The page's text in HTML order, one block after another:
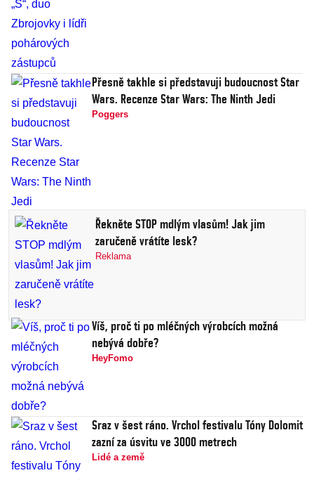
Přesně takhle si představuji budoucnost Star
Wars. Recenze Star Wars: The Ninth Jedi
Poggers
Řekněte STOP mdlým vlasům! Jak jim
zaručeně vrátíte lesk?
Reklama
Víš, proč ti po mléčných výrobcích možná
nebývá dobře?
HeyFomo
Sraz v šest ráno. Vrchol festivalu Tóny Dolomit
zazní za úsvitu ve 3000 metrech
Lidé a země